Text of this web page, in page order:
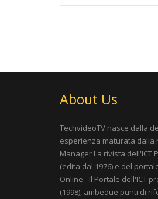
About Us
TechvideoTV nasce dalla
esperienza maturata dalla
Manager La rivista dell'ICT
(edita dal 1976) e del
Online - Il Portale dell'ICT
(1998), ambedue punti di